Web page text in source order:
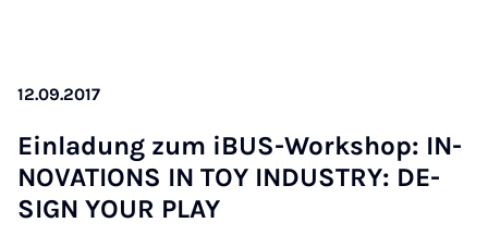
12.09.2017
Ein­la­dung zum iBUS-Work­shop: IN­
NO­VA­TI­ONS IN TOY IN­DUS­TRY: DE­
SIGN YOUR PLAY